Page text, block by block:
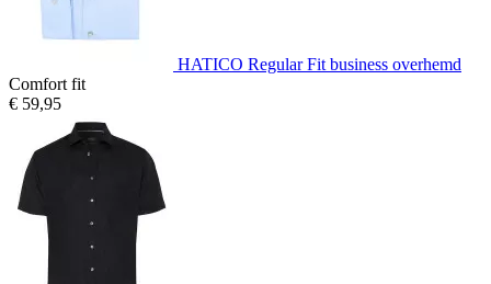
HATICO Regular Fit business overhemd
Comfort fit
€ 59,95